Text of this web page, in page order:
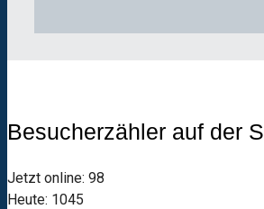
Besucherzähler auf der
Jetzt online: 98
Heute: 1045